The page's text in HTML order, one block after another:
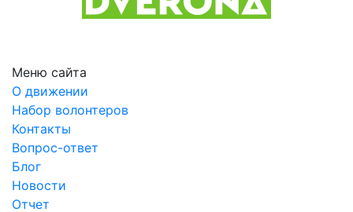
Меню сайта
О движении
Набор волонтеров
Контакты
Вопрос-ответ
Блог
Новости
Отчет